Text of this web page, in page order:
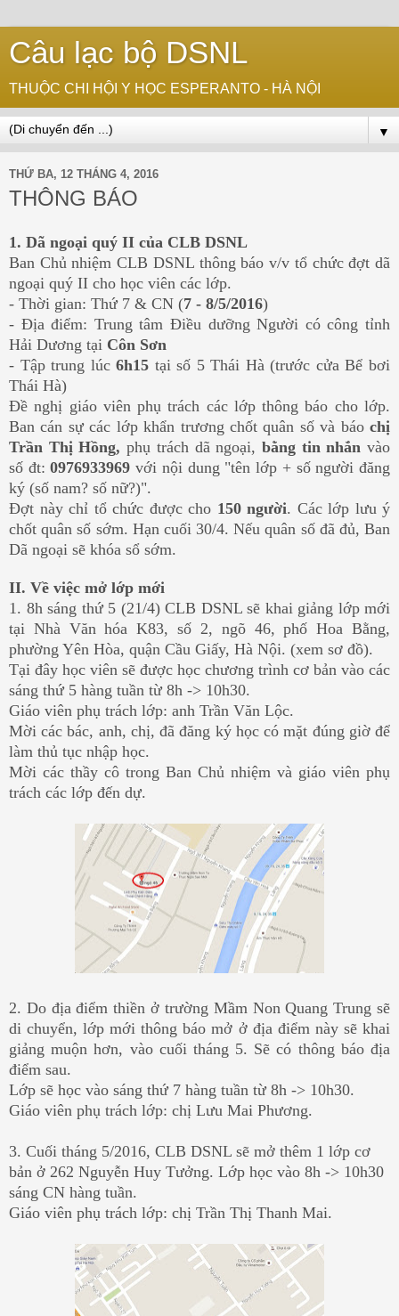
Câu lạc bộ DSNL
THUỘC CHI HỘI Y HỌC ESPERANTO - HÀ NỘI
▼
THỨ BA, 12 THÁNG 4, 2016
THÔNG BÁO
1. Dã ngoại quý II của CLB DSNL
Ban Chủ nhiệm CLB DSNL thông báo v/v tổ chức đợt dã
ngoại quý II cho học viên các lớp.
- Thời gian: Thứ 7 & CN (7 - 8/5/2016)
- Địa điểm: Trung tâm Điều dưỡng Người có công tỉnh
Hải Dương tại Côn Sơn
- Tập trung lúc6h15 tại số 5 Thái Hà (trước cửa Bể bơi
Thái Hà)
Đề nghị giáo viên phụ trách các lớp thông báo cho lớp.
Ban cán sự các lớp khẩn trương chốt quân số và báochị
Trần Thị Hồng, phụ trách dã ngoại, bằng tin nhắn vào
số đt:0976933969 với nội dung "tên lớp + số người đăng
ký (số nam? số nữ?)".
Đợt này chỉ tổ chức được cho 150 người. Các lớp lưu ý
chốt quân số sớm. Hạn cuối 30/4. Nếu quân số đã đủ, Ban
Dã ngoại sẽ khóa sổ sớm.
II. Về việc mở lớp mới
1. 8h sáng thứ 5 (21/4) CLB DSNL sẽ khai giảng lớp mới
tại Nhà Văn hóa K83, số 2, ngõ 46, phố Hoa Bằng,
phường Yên Hòa, quận Cầu Giấy, Hà Nội. (xem sơ đồ).
Tại đây học viên sẽ được học chương trình cơ bản vào các
sáng thứ 5 hàng tuần từ 8h -> 10h30.
Giáo viên phụ trách lớp: anh Trần Văn Lộc.
Mời các bác, anh, chị, đã đăng ký học có mặt đúng giờ để
làm thủ tục nhập học.
Mời các thầy cô trong Ban Chủ nhiệm và giáo viên phụ
trách các lớp đến dự.
2. Do địa điểm thiền ở trường Mầm Non Quang Trung sẽ
di chuyển, lớp mới thông báo mở ở địa điểm này sẽ khai
giảng muộn hơn, vào cuối tháng 5. Sẽ có thông báo địa
điểm sau.
Lớp sẽ học vào sáng thứ 7 hàng tuần từ 8h -> 10h30.
Giáo viên phụ trách lớp: chị Lưu Mai Phương.
3. Cuối tháng 5/2016, CLB DSNL sẽ mở thêm 1 lớp cơ
bản ở 262 Nguyễn Huy Tưởng. Lớp học vào 8h -> 10h30
sáng CN hàng tuần.
Giáo viên phụ trách lớp: chị Trần Thị Thanh Mai.